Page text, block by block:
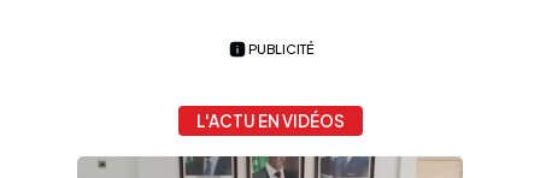
PUBLICITÉ
L'ACTU EN VIDÉOS